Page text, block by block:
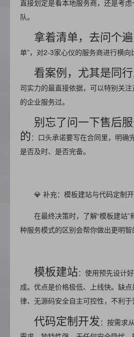
直接划定是看本地服务商，还是考
队。
拿着清单，去问个遍
单”，对2-3家心仪的服务商进行横向
看案例，尤其是同
司实力的最直接依据，可以特别关
的企业服务过。
别忘了问一下售后
的：口头承诺要写在合同里，明确
是否及时、是否完备。
💎 补充：模板建站与代码定制
在最终决策时，了解“模板建站”
种服务模式的区别会帮你做出更明智
模板建站：使用预先设计
成。优点是价格极低、上线快。缺
律、无源码安全自主可控性，不利于
代码定制开发：按需求